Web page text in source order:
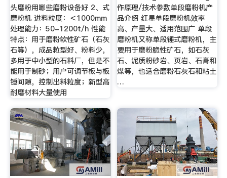
头磨粉用哪些磨粉设备好 2、式
磨粉机 进料粒度：＜1000mm
处理能力：50-1200t/h 性能
特点：用于磨粉软性矿石（石灰
石等），成品粒型好、粉料少，
多用于中小型的石料厂，但是不
能用于制砂；用户可调节板与板
锤间隙，控制出料粒度；新型高
耐磨材料大量使用
作原理/技术参数单段磨粉机产
品介绍 红星单段磨粉机效率
高、产量大、适用范围广 单段
磨粉机又称单段锤式磨粉机，主
要用于磨粉脆性矿石，如石灰
石、泥质粉砂岩、页岩、石膏和
煤等，也适合磨粉石灰石和粘土
…